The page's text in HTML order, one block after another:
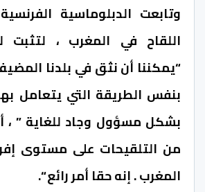
وتابعت الدبلوماسية
اللقاح في المغرب ، لتثبت
“يمكننا أن نثق في بلدنا
بنفس الطريقة التي يتعامل
من التلقيحات على مستوى
المغرب . إنه حقا أمر رائع “.